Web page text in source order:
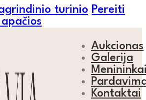
turinio Pereiti
Aukcionas
Galerija
Kontaktai